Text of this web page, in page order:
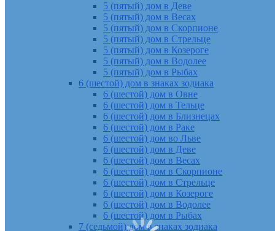
5 (пятый) дом в Деве
5 (пятый) дом в Весах
5 (пятый) дом в Скорпионе
5 (пятый) дом в Стрельце
5 (пятый) дом в Козероге
5 (пятый) дом в Водолее
5 (пятый) дом в Рыбах
6 (шестой) дом в знаках зодиака
6 (шестой) дом в Овне
6 (шестой) дом в Тельце
6 (шестой) дом в Близнецах
6 (шестой) дом в Раке
6 (шестой) дом во Льве
6 (шестой) дом в Деве
6 (шестой) дом в Весах
6 (шестой) дом в Скорпионе
6 (шестой) дом в Стрельце
6 (шестой) дом в Козероге
6 (шестой) дом в Водолее
6 (шестой) дом в Рыбах
7 (седьмой) дом в знаках зодиака